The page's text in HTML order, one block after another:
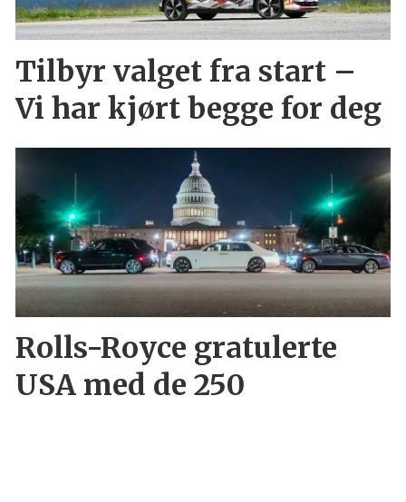
Tilbyr valget fra start –
Vi har kjørt begge for deg
Rolls-Royce gratulerte
USA med de 250